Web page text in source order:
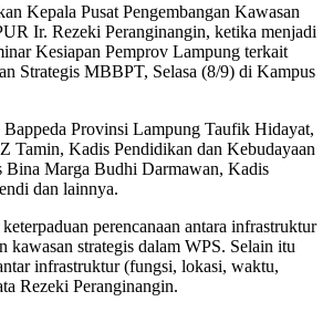
Kepala Pusat Pengembangan Kawasan
Ir. Rezeki Peranginangin, ketika menjadi
Kesiapan Pemprov Lampung terkait
Strategis MBBPT, Selasa (8/9) di Kampus
Provinsi Lampung Taufik Hidayat,
Tamin, Kadis Pendidikan dan Kebudayaan
Marga Budhi Darmawan, Kadis
dan lainnya.
perencanaan antara infrastruktur
kawasan strategis dalam WPS. Selain itu
infrastruktur (fungsi, lokasi, waktu,
Rezeki Peranginangin.